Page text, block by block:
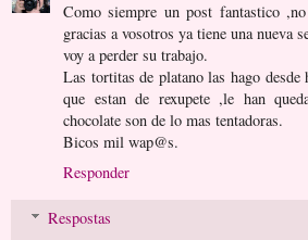
Como siempre un post fantastico
gracias a vosotros ya tiene una nueva
voy a perder su trabajo.
Las tortitas de platano las hago desde
que estan de rexupete ,le han
chocolate son de lo mas tentadoras.
Bicos mil wap@s.
Responder
Respostas